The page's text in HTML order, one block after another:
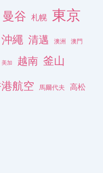
曼谷 札幌 東京
沖繩 清邁 澳洲 澳門
美加 越南 釜山
航空 馬爾代夫 高松